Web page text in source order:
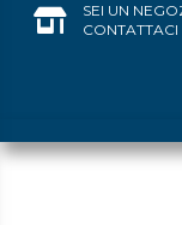
SEI UN
CONTATTACI